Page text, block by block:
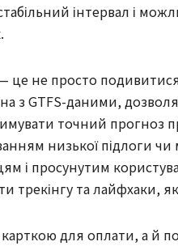
інтервал і
це не просто
з GTFS-даними,
точний прогноз
низької підлоги
і просунутим
трекінгу та лайфхаки,
карткою для оплати, а й